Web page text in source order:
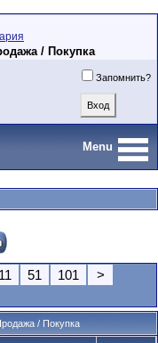
/ Покупка
Запомнить?
Menu
11 51 101
>
/ Покупка